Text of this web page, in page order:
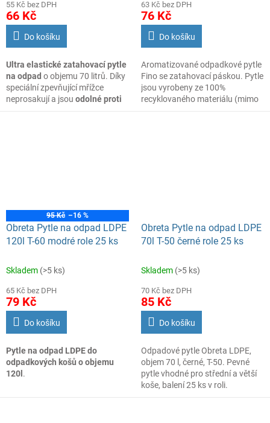
55 Kč bez DPH
66 Kč
Do košíku
Ultra elastické zatahovací pytle
na odpad o objemu 70 litrů. Díky
speciální zpevňující mřížce
neprosakují a jsou odolné proti
63 Kč bez DPH
76 Kč
Do košíku
Aromatizované odpadkové pytle
Fino se zatahovací páskou. Pytle
jsou vyrobeny ze 100%
recyklovaného materiálu (mimo
95 Kč –16 %
Obreta Pytle na odpad LDPE
120l T-60 modré role 25 ks
Skladem (>5 ks)
65 Kč bez DPH
79 Kč
Do košíku
Pytle na odpad LDPE do
odpadkových košů o objemu
120l .
Obreta Pytle na odpad LDPE
70l T-50 černé role 25 ks
Skladem (>5 ks)
70 Kč bez DPH
85 Kč
Do košíku
Odpadové pytle Obreta LDPE,
objem 70 l, černé, T-50. Pevné
pytle vhodné pro střední a větší
koše, balení 25 ks v roli.